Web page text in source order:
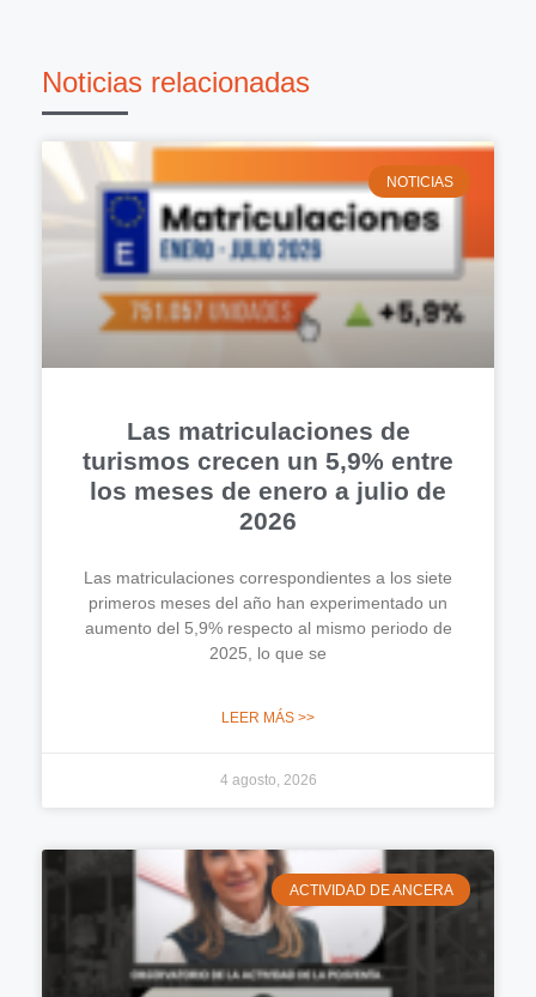
Noticias relacionadas
NOTICIAS
Las matriculaciones de
turismos crecen un 5,9% entre
los meses de enero a julio de
2026
Las matriculaciones correspondientes a los siete
primeros meses del año han experimentado un
aumento del 5,9% respecto al mismo periodo de
2025, lo que se
LEER MÁS >>
4 agosto, 2026
ACTIVIDAD DE ANCERA